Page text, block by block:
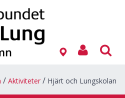
Aktiviteter Hjärt och Lungskolan